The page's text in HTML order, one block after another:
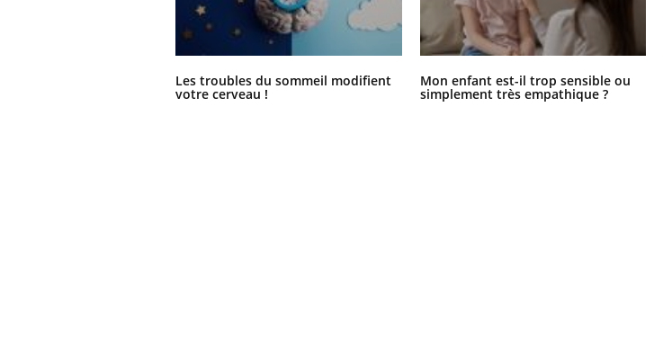
Les troubles du sommeil modifient
votre cerveau !
Mon enfant est-il trop sensible ou
simplement très empathique ?